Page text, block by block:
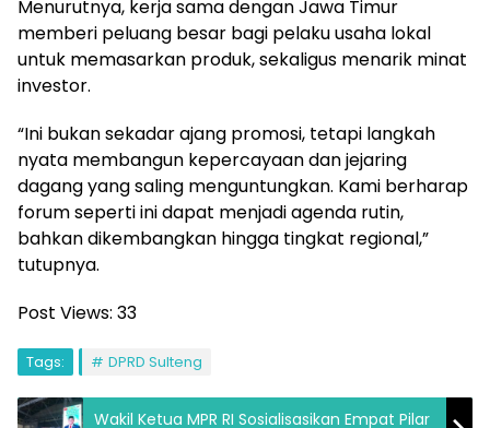
Menurutnya, kerja sama dengan Jawa Timur
memberi peluang besar bagi pelaku usaha lokal
untuk memasarkan produk, sekaligus menarik minat
investor.
“Ini bukan sekadar ajang promosi, tetapi langkah
nyata membangun kepercayaan dan jejaring
dagang yang saling menguntungkan. Kami berharap
forum seperti ini dapat menjadi agenda rutin,
bahkan dikembangkan hingga tingkat regional,”
tutupnya.
Post Views: 33
Tags: DPRD Sulteng
Wakil Ketua MPR RI Sosialisasikan Empat Pilar